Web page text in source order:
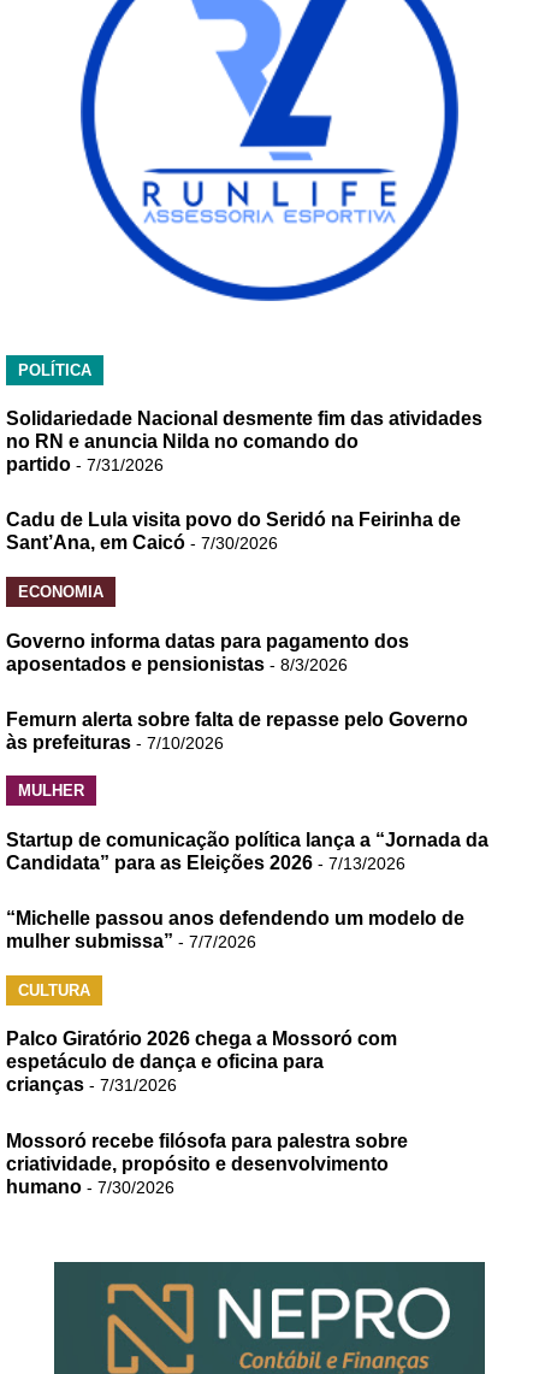
POLÍTICA
Solidariedade Nacional desmente fim das atividades
no RN e anuncia Nilda no comando do
partido - 7/31/2026
Cadu de Lula visita povo do Seridó na Feirinha de
Sant’Ana, em Caicó - 7/30/2026
ECONOMIA
Governo informa datas para pagamento dos
aposentados e pensionistas - 8/3/2026
Femurn alerta sobre falta de repasse pelo Governo
às prefeituras - 7/10/2026
MULHER
Startup de comunicação política lança a “Jornada da
Candidata” para as Eleições 2026 - 7/13/2026
“Michelle passou anos defendendo um modelo de
mulher submissa” - 7/7/2026
CULTURA
Palco Giratório 2026 chega a Mossoró com
espetáculo de dança e oficina para
crianças - 7/31/2026
Mossoró recebe filósofa para palestra sobre
criatividade, propósito e desenvolvimento
humano - 7/30/2026